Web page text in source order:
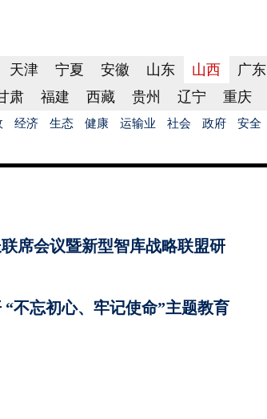
天津 宁夏 安徽 山东 山西 广东
肃 福建 西藏 贵州 辽宁 重庆
经济 生态 健康 运输业 社会 政府 安全
席会议暨新型智库战略联盟研
不忘初心、牢记使命”主题教育